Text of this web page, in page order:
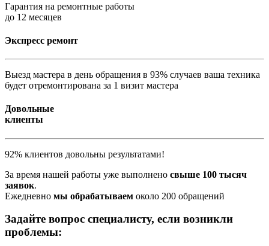
Гарантия на ремонтные работы
до 12 месяцев
Экспресс ремонт
Выезд мастера в день обращения в 93% случаев ваша техника
будет отремонтирована за 1 визит мастера
Довольные
клиенты
92% клиентов довольны результатами!
За время нашей работы уже выполнено свыше 100 тысяч
заявок.
Ежедневно мы обрабатываем около 200 обращений
Задайте вопрос специалисту, если возникли
проблемы: